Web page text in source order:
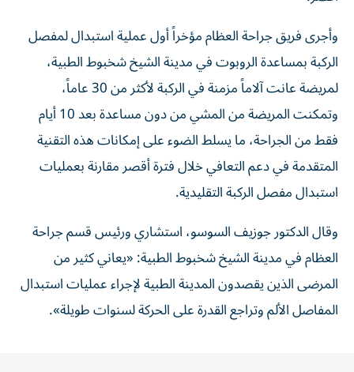
وأجرى فريق جراحة العظام مؤخراً أول عملية استبدال لمفصل
الركبة بمساعدة الروبوت في مدينة الشيخ شخبوط الطبية،
لمريضة عانت آلاماً مزمنة في الركبة لأكثر من 30 عاماً،
وتمكنت المريضة من المشي من دون مساعدة بعد 10 أيام
فقط من الجراحة، ما يسلط الضوء على إمكانات هذه التقنية
المتقدمة في دعم التعافي خلال فترة أقصر مقارنة بعمليات
استبدال مفصل الركبة التقليدية.
وقال الدكتور جوزيف السوسو، استشاري ورئيس قسم جراحة
العظام في مدينة الشيخ شخبوط الطبية: «يعاني كثير من
المرضى الذين يقصدون المدينة الطبية لإجراء عمليات استبدال
المفاصل الألم وتراجع القدرة على الحركة لسنوات طويلة».